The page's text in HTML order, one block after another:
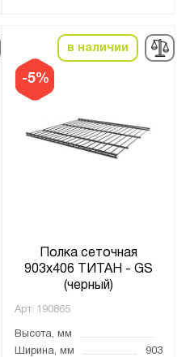
-5%
в наличии
Полка сеточная
903х406 ТИТАН - GS
(черный)
Арт. 190865
Высота, мм
Ширина, мм
903